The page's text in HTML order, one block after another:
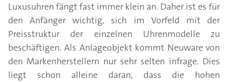
Luxusuhren fängt fast immer klein an. Daher ist es für
den Anfänger wichtig, sich im Vorfeld mit der
Preisstruktur der einzelnen Uhrenmodelle zu
beschäftigen. Als Anlageobjekt kommt Neuware von
den Markenherstellern nur sehr selten infrage. Dies
liegt schon alleine daran, dass die hohen